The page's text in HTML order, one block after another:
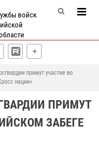
войск
примут участие во
нации»
ПРИМУТ
ЗАБЕГЕ